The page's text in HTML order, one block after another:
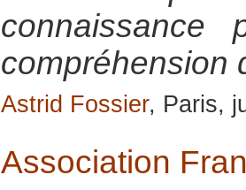
connaissance
compréhension
Astrid Fossier, Paris,
Association